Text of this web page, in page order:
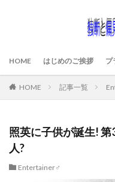
HOME はじめのご挨拶 プ
HOME 記事一覧
照英に子供が誕生!
人?
Entertainer♂